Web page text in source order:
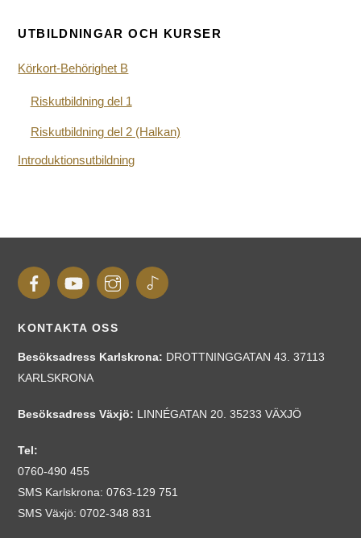
UTBILDNINGAR OCH KURSER
Körkort-Behörighet B
Riskutbildning del 1
Riskutbildning del 2 (Halkan)
Introduktionsutbildning
KONTAKTA OSS
Besöksadress Karlskrona: DROTTNINGGATAN 43. 37113
KARLSKRONA
Besöksadress Växjö: LINNÉGATAN 20. 35233 VÄXJÖ
Tel:
0760-490 455
SMS Karlskrona: 0763-129 751
SMS Växjö: 0702-348 831